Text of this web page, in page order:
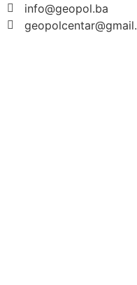
info@geopol.ba